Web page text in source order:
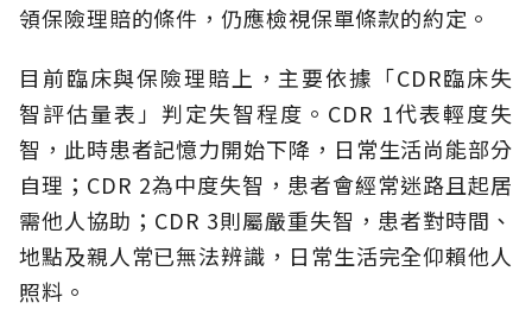
領保險理賠的條件，仍應檢視保單條款的約定。
目前臨床與保險理賠上，主要依據「CDR臨床失
智評估量表」判定失智程度。CDR 1代表輕度失
智，此時患者記憶力開始下降，日常生活尚能部分
自理；CDR 2為中度失智，患者會經常迷路且起居
需他人協助；CDR 3則屬嚴重失智，患者對時間、
地點及親人常已無法辨識，日常生活完全仰賴他人
照料。